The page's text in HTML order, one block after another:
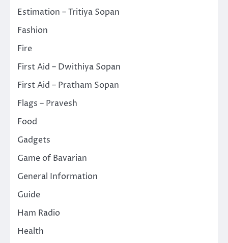
Estimation – Tritiya Sopan
Fashion
Fire
First Aid – Dwithiya Sopan
First Aid – Pratham Sopan
Flags – Pravesh
Food
Gadgets
Game of Bavarian
General Information
Guide
Ham Radio
Health